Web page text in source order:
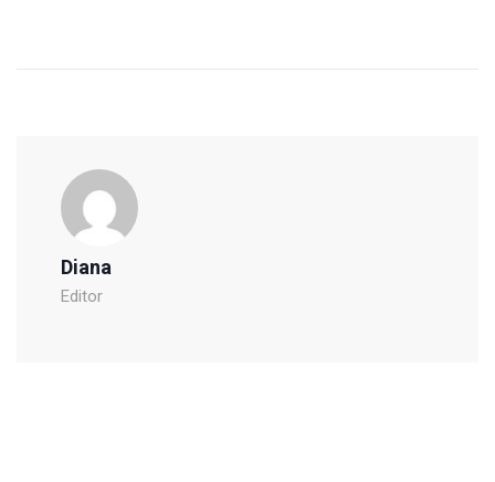
Diana
Editor